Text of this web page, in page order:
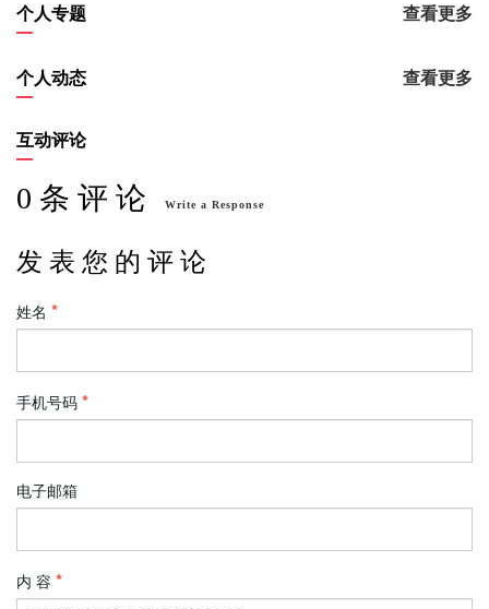
个人专题 查看更多
个人动态 查看更多
互动评论
0 条 评 论 Write a Response
发 表 您 的 评 论
姓名
手机号码
电子邮箱
内 容